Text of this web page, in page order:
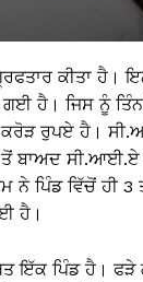
ਕੀਤਾ ਹੈ।
ਹੈ। ਜਿਸ ਨੂੰ
ਕਰੋੜ ਰੁਪਏ ਹੈ।
ਤੋਂ ਬਾਅਦ
ਪਿੰਡ ਵਿੱਚੋਂ ਹੀ 3
ਹੈ।
ਇੱਕ ਪਿੰਡ ਹੈ।